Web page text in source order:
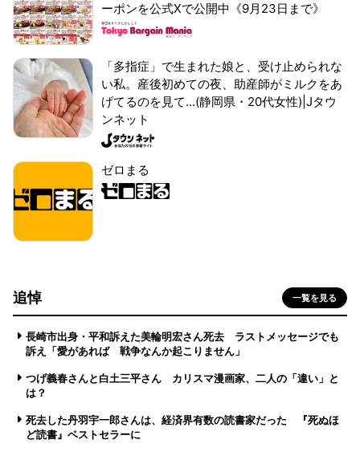
ーポンを公式Xで公開中《9月23日まで》
「多指症」で生まれた娘と、受け止められな
い私。産後初めての夜、助産師がミルクをあ
げてるのを見て...(静岡県・20代女性)|Jタウ
ンネット
ゼロまる
追悼 一覧を見る
長崎市出身・平和訴えた美輪明宏さん死去 ラストメッセージでも
訴え「愛があれば 戦争なんか起こりません」
つげ義春さんと白土三平さん カリスマ漫画家、二人の「違い」と
は？
死去した丹羽宇一郎さんは、経済界有数の読書家だった 『死ぬほ
ど読書』ベストセラーに